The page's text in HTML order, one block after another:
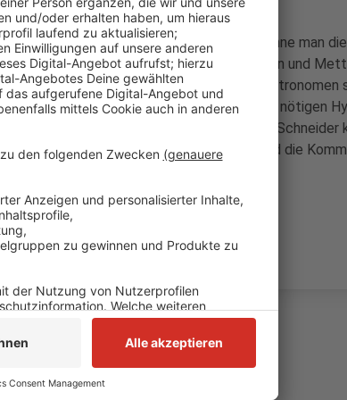
Städte auf Nachfrage mitteilten, könne man
Erlass erlauben. Nur die Städte Haan und
Erlass zeitnah kommt - sie haben den Gastronomen
viele dürfte es dennoch knapp werden, die nötigen
etwa Langenfelds Bürgermeister Frank Schneider
viel zu kurzfristig erlassen würden und die